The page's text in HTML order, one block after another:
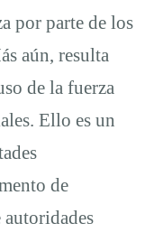
por parte de los
aún, resulta
de la fuerza
Ello es un
de